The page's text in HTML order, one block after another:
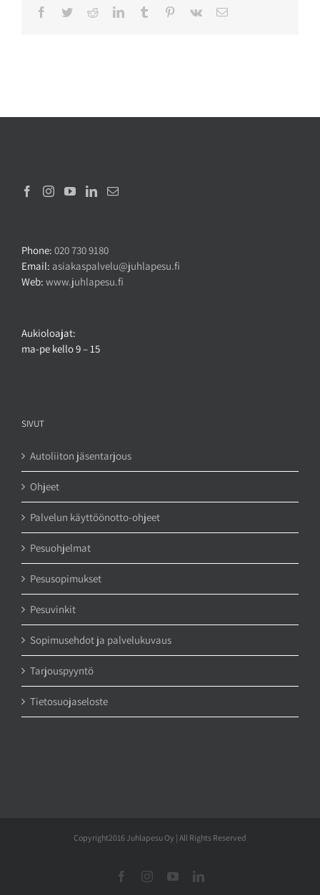
Facebook
TwitterRedditLinkedInTumblr Pinterest
Vk Sähköposti
Phone: 020 730 9180
Email: asiakaspalvelu@juhlapesu.fi
Web: www.juhlapesu.fi
Aukioloajat:
ma-pe kello 9 – 15
SIVUT
Autoliiton jäsentarjous
Ohjeet
Palvelun käyttöönotto-ohjeet
Pesuohjelmat
Pesusopimukset
Pesuvinkit
Sopimusehdot ja palvelukuvaus
Tarjouspyyntö
Tietosuojaseloste
Copyright2016 Juhlapesu Oy | All Rights Reserved
FacebookInstagramYouTubeLinkedIn